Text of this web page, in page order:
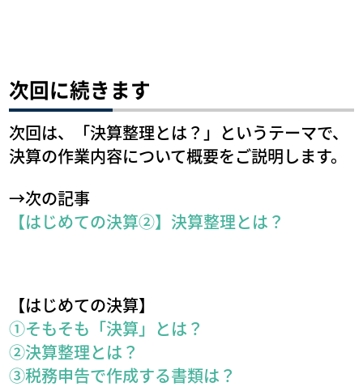
次回に続きます
次回は、「決算整理とは？」というテーマで、
決算の作業内容について概要をご説明します。
→次の記事
【はじめての決算②】決算整理とは？
【はじめての決算】
①そもそも「決算」とは？
②決算整理とは？
③税務申告で作成する書類は？